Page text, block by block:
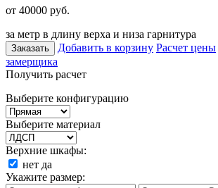
от 40000 руб.
за метр в длину верха и низа гарнитура
Заказать Добавить в корзину Расчет цены
замерщика
Получить расчет
Выберите конфигурацию
Выберите материал
Верхние шкафы:
нет да
Укажите размер: